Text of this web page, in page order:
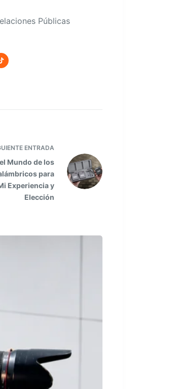
Públicas
ENTRADA
Mundo de los
para
Experiencia y
Elección